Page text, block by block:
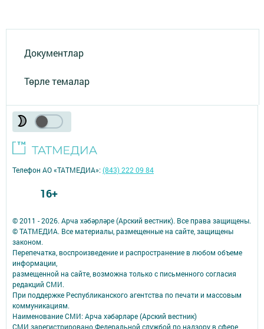
Документлар
Төрле темалар
© 2011 - 2026. Арча хәбәрләре (Арский вестник). Все права защищены.
© ТАТМЕДИА. Все материалы, размещенные на сайте, защищены
законом.
Перепечатка, воспроизведение и распространение в любом объеме
информации,
размещенной на сайте, возможна только с письменного согласия
редакций СМИ.
При поддержке Республиканского агентства по печати и массовым
коммуникациям.
Наименование СМИ: Арча хәбәрләре (Арский вестник)
СМИ зарегистрировано Федеральной службой по надзору в сфере
Телефон АО «ТАТМЕДИА»:(843) 222 09 84
16+